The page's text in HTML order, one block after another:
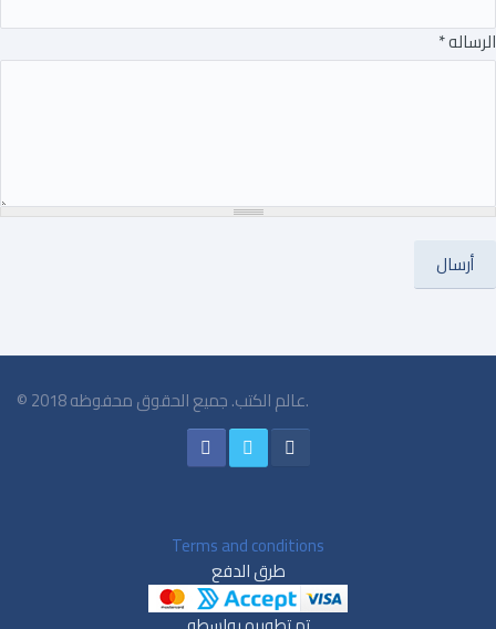
‏الرساله ‏*
© 2018 عالم الكتب. جميع الحقوق محفوظه.
Terms and conditions
طرق الدفع